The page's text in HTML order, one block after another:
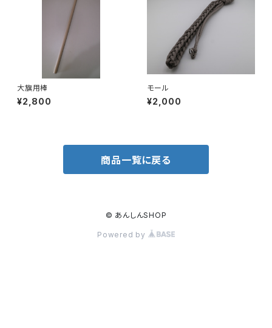
大旗用棒
¥2,800
モール
¥2,000
商品一覧に戻る
© あんしんSHOP
Powered by